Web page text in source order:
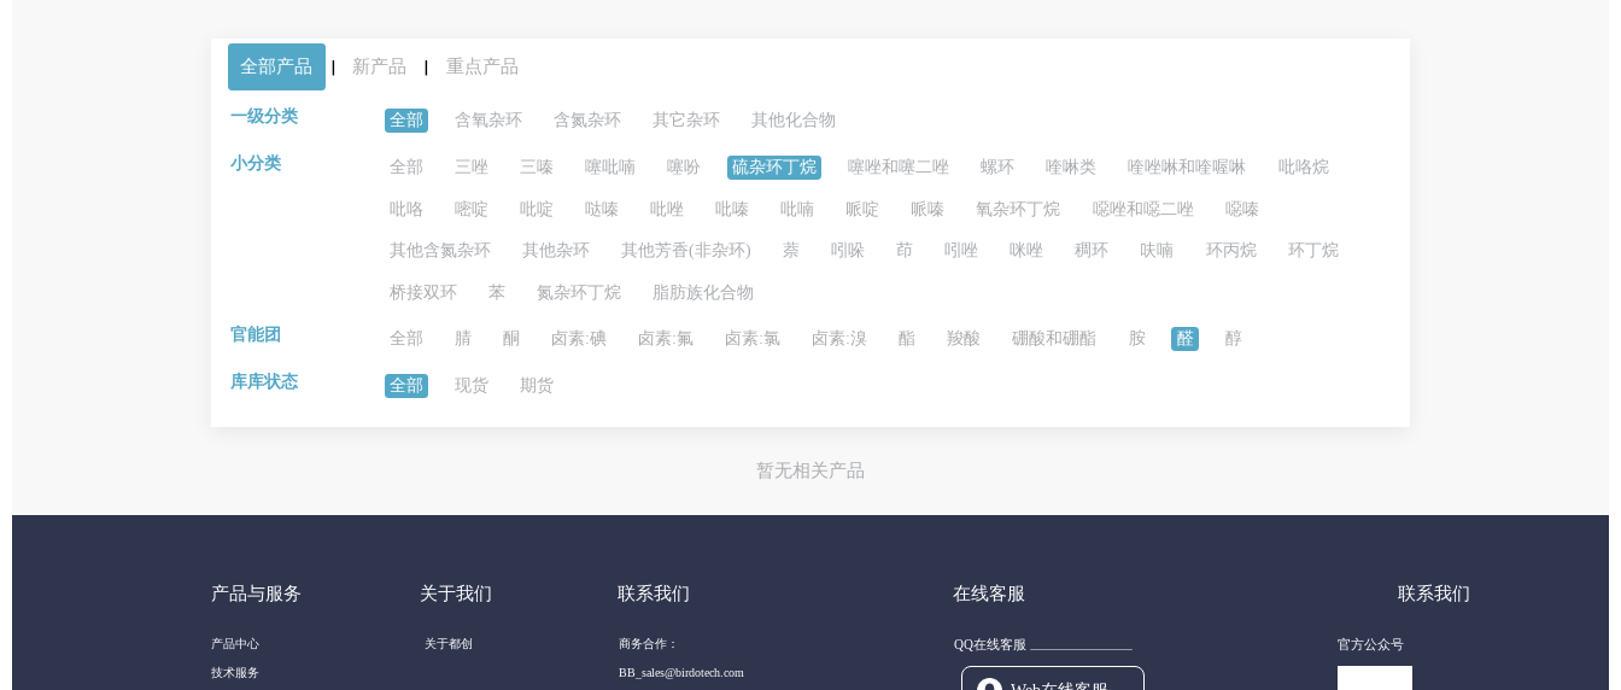
全部产品 | 新产品 | 重点产品
一级分类 全部 含氧杂环 含氮杂环 其它杂环 其他化合物
小分类 全部 三唑 三嗪 噻吡喃 噻吩 硫杂环丁烷 噻唑和噻二唑 螺环 喹啉类 喹唑啉和喹喔啉 吡咯烷
吡咯 嘧啶 吡啶 哒嗪 吡唑 吡嗪 吡喃 哌啶 哌嗪 氧杂环丁烷 噁唑和噁二唑 噁嗪
其他含氮杂环 其他杂环 其他芳香(非杂环) 萘 吲哚 茚 吲唑 咪唑 稠环 呋喃 环丙烷 环丁烷
桥接双环 苯 氮杂环丁烷 脂肪族化合物
官能团 全部 腈 酮 卤素:碘 卤素:氟 卤素:氯 卤素:溴 酯 羧酸 硼酸和硼酯 胺 醛 醇
库库状态 全部 现货 期货
暂无相关产品
产品与服务 关于我们 联系我们 在线客服 联系我们
产品中心
技术服务
关于都创 商务合作：
BB_sales@birdotech.com
QQ在线客服 官方公众号